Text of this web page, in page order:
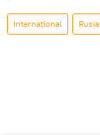
Internaţional Rusia